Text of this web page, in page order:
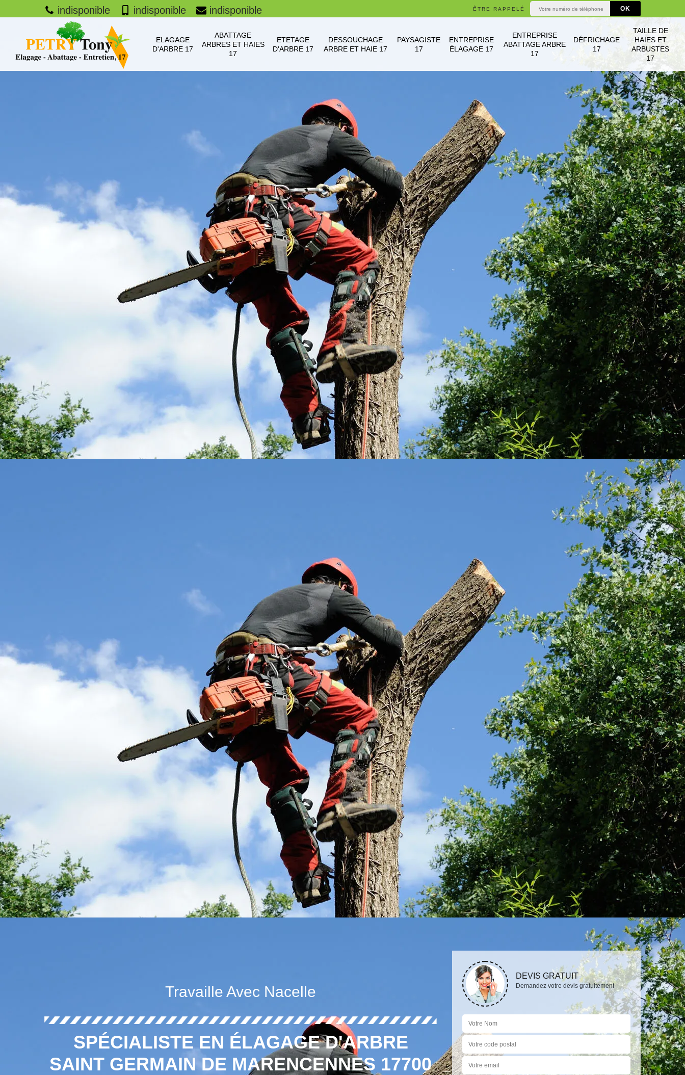
indisponible indisponible indisponible ÊTRE RAPPELÉ
ELAGAGE
D'ARBRE 17
ABATTAGE
ARBRES ET HAIES
17
ETETAGE
D'ARBRE 17
DESSOUCHAGE
ARBRE ET HAIE 17
PAYSAGISTE
17
ENTREPRISE
ÉLAGAGE 17
ENTREPRISE
ABATTAGE ARBRE
17
DÉFRICHAGE
17
TAILLE DE
HAIES ET
ARBUSTES
17
Travaille Avec Nacelle
SPÉCIALISTE EN ÉLAGAGE D'ARBRE
SAINT GERMAIN DE MARENCENNES 17700
DEVIS GRATUIT
Demandez votre devis gratuitement